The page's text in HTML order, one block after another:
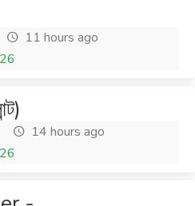
11 hours ago
14 hours ago